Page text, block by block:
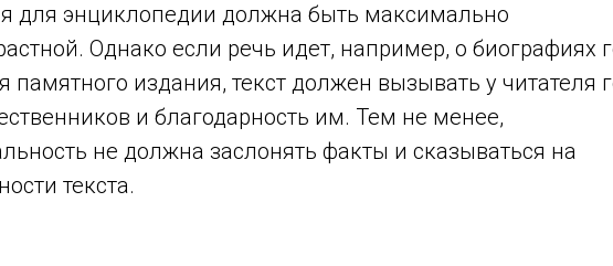
для энциклопедии должна быть максимально
Однако если речь идет, например, о биографиях
памятного издания, текст должен вызывать у читателя
и благодарность им. Тем не менее,
не должна заслонять факты и сказываться на
текста.